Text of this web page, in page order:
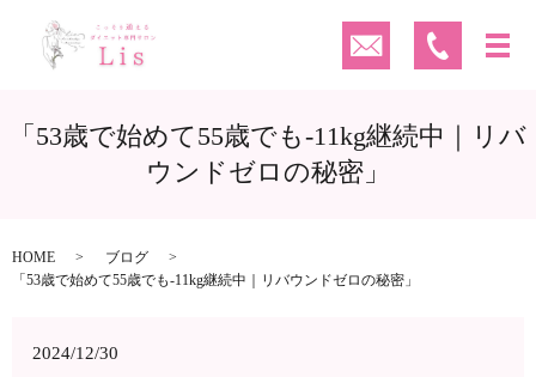
「53歳で始めて55歳でも-11kg継続中｜リバ
ウンドゼロの秘密」
HOME
ブログ
「53歳で始めて55歳でも-11kg継続中｜リバウンドゼロの秘密」
2024/12/30